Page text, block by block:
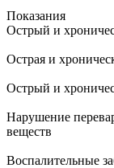
Показания
Острый и
Острая и
Острый и
Нарушение
веществ
Воспалительные